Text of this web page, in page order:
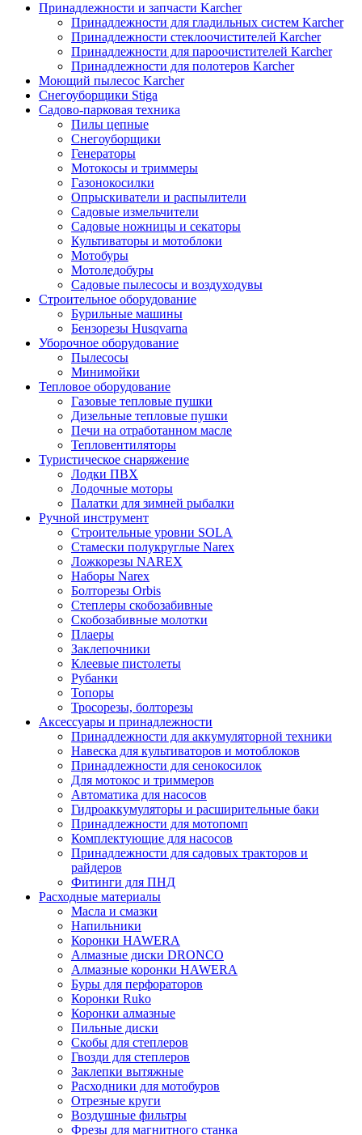
Принадлежности и запчасти Karcher
Принадлежности для гладильных систем Karcher
Принадлежности стеклоочистителей Karcher
Принадлежности для пароочистителей Karcher
Принадлежности для полотеров Karcher
Моющий пылесос Karcher
Снегоуборщики Stiga
Садово-парковая техника
Пилы цепные
Снегоуборщики
Генераторы
Мотокосы и триммеры
Газонокосилки
Опрыскиватели и распылители
Садовые измельчители
Садовые ножницы и секаторы
Культиваторы и мотоблоки
Мотобуры
Мотоледобуры
Садовые пылесосы и воздуходувы
Строительное оборудование
Бурильные машины
Бензорезы Husqvarna
Уборочное оборудование
Пылесосы
Минимойки
Тепловое оборудование
Газовые тепловые пушки
Дизельные тепловые пушки
Печи на отработанном масле
Тепловентиляторы
Туристическое снаряжение
Лодки ПВХ
Лодочные моторы
Палатки для зимней рыбалки
Ручной инструмент
Строительные уровни SOLA
Стамески полукруглые Narex
Ложкорезы NAREX
Наборы Narex
Болторезы Orbis
Степлеры скобозабивные
Скобозабивные молотки
Плаеры
Заклепочники
Клеевые пистолеты
Рубанки
Топоры
Тросорезы, болторезы
Аксессуары и принадлежности
Принадлежности для аккумуляторной техники
Навеска для культиваторов и мотоблоков
Принадлежности для сенокосилок
Для мотокос и триммеров
Автоматика для насосов
Гидроаккумуляторы и расширительные баки
Принадлежности для мотопомп
Комплектующие для насосов
Принадлежности для садовых тракторов и
райдеров
Фитинги для ПНД
Расходные материалы
Масла и смазки
Напильники
Коронки HAWERA
Алмазные диски DRONCO
Алмазные коронки HAWERA
Буры для перфораторов
Коронки Ruko
Коронки алмазные
Пильные диски
Скобы для степлеров
Гвозди для степлеров
Заклепки вытяжные
Расходники для мотобуров
Отрезные круги
Воздушные фильтры
Фрезы для магнитного станка